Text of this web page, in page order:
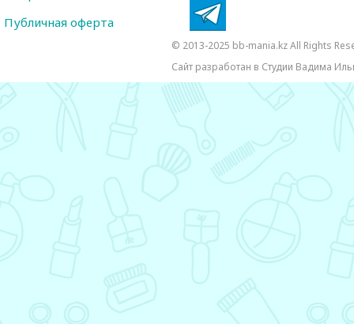
Публичная оферта
© 2013-2025 bb-mania.kz All Rights
Сайт разработан в Студии Вадима